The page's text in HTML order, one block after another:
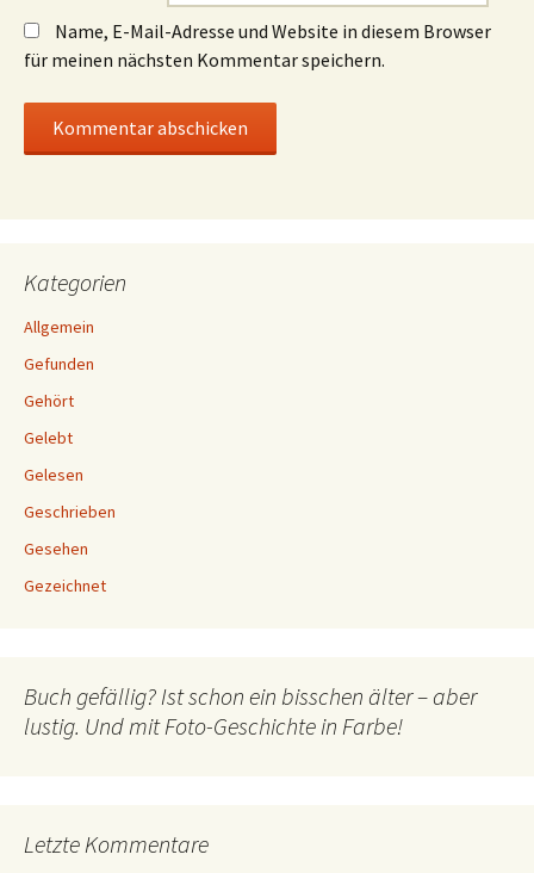
Name, E-Mail-Adresse und Website in diesem Browser
für meinen nächsten Kommentar speichern.
Kategorien
Allgemein
Gefunden
Gehört
Gelebt
Gelesen
Geschrieben
Gesehen
Gezeichnet
Buch gefällig? Ist schon ein bisschen älter – aber
lustig. Und mit Foto-Geschichte in Farbe!
Letzte Kommentare